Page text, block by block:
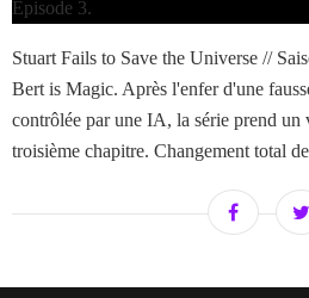
Stuart Fails to Save the Universe //
Bert is Magic. Après l'enfer d'une
contrôlée par une IA, la série prend un
troisième chapitre. Changement total